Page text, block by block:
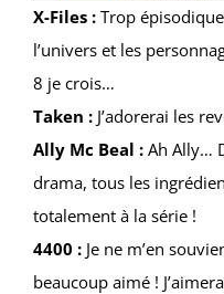
X-Files :Trop
l’univers et les
8 je crois…
Taken :J’adorerai les
Ally Mc Beal :Ah Ally…
drama, tous les
totalement à la série !
4400 :Je ne m’en
beaucoup aimé !